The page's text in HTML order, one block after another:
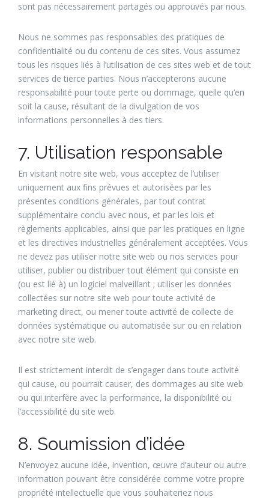
sont pas nécessairement partagés ou approuvés par nous.
Nous ne sommes pas responsables des pratiques de
confidentialité ou du contenu de ces sites. Vous assumez
tous les risques liés à l’utilisation de ces sites web et de tout
services de tierce parties. Nous n’accepterons aucune
responsabilité pour toute perte ou dommage, quelle qu’en
soit la cause, résultant de la divulgation de vos
informations personnelles à des tiers.
7. Utilisation responsable
En visitant notre site web, vous acceptez de l’utiliser
uniquement aux fins prévues et autorisées par les
présentes conditions générales, par tout contrat
supplémentaire conclu avec nous, et par les lois et
règlements applicables, ainsi que par les pratiques en ligne
et les directives industrielles généralement acceptées. Vous
ne devez pas utiliser notre site web ou nos services pour
utiliser, publier ou distribuer tout élément qui consiste en
(ou est lié à) un logiciel malveillant ; utiliser les données
collectées sur notre site web pour toute activité de
marketing direct, ou mener toute activité de collecte de
données systématique ou automatisée sur ou en relation
avec notre site web.
Il est strictement interdit de s’engager dans toute activité
qui cause, ou pourrait causer, des dommages au site web
ou qui interfère avec la performance, la disponibilité ou
l’accessibilité du site web.
8. Soumission d’idée
N’envoyez aucune idée, invention, œuvre d’auteur ou autre
information pouvant être considérée comme votre propre
propriété intellectuelle que vous souhaiteriez nous